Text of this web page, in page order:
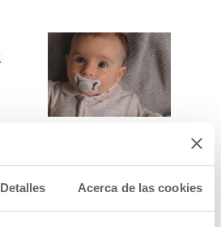
Detalles Acerca de las cookies
LA BOCA
Los chupetes Chicco
PhysioForma